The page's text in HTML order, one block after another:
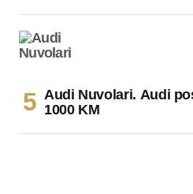
Audi Nuvolari. Audi
1000 KM